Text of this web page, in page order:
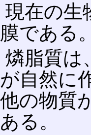
現在の生
膜である
燐脂質は
が自然に
他の物質
ある。